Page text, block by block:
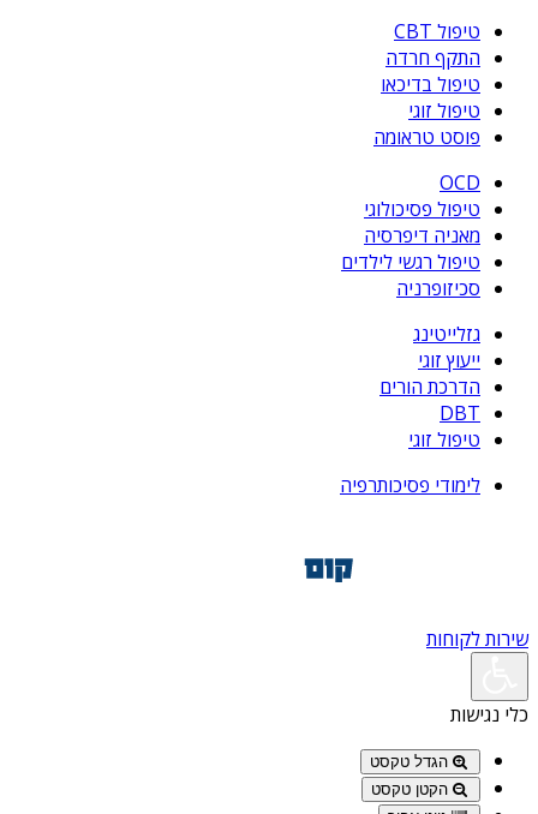
טיפול CBT
התקף חרדה
טיפול בדיכאו
טיפול זוגי
פוסט טראומה
OCD
טיפול פסיכולוגי
מאניה דיפרסיה
טיפול רגשי לילדים
סכיזופרניה
גזלייטינג
ייעוץ זוגי
הדרכת הורים
DBT
טיפול זוגי
לימודי פסיכותרפיה
שירות לקוחות
כלי נגישות
הגדל טקסט
הקטן טקסט